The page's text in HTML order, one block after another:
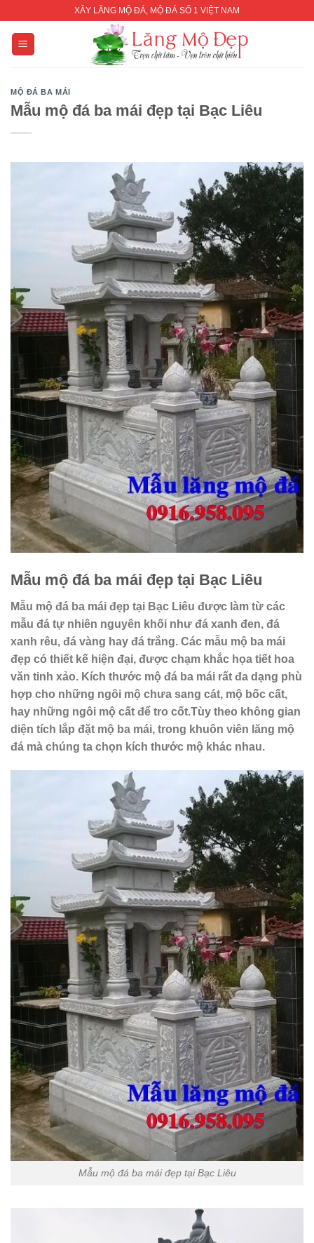
content
XÂY LĂNG MỘ ĐÁ, MỘ ĐÁ SỐ 1 VIỆT NAM
MỘ ĐÁ BA MÁI
Mẫu mộ đá ba mái đẹp tại Bạc Liêu
Mẫu mộ đába mái đẹp tại Bạc Liêu
Mẫu mộ đá ba mái đẹp tại Bạc Liêu được làm từ các
mẫu đá tự nhiên nguyên khối như đá xanh đen, đá
xanh rêu, đá vàng hay đá trắng. Các mẫu mộ ba mái
đẹp có thiết kế hiện đại, được chạm khắc họa tiết hoa
văn tinh xảo. Kích thước mộ đá ba mái rất đa dạng phù
hợp cho những ngôi mộ chưa sang cát, mộ bốc cất,
hay những ngôi mộ cất để tro cốt.Tùy theo không gian
diện tích lắp đặt mộ ba mái, trong khuôn viên lăng mộ
đá mà chúng ta chọn kích thước mộ khác nhau.
Mẫu mộ đá ba mái đẹp tại Bạc Liêu